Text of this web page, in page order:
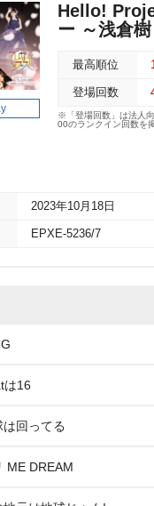
Hello!
ー ～浅倉樹
最高順位
登場回数
※「登場回数」は法人向
00のランクイン回数を
2023年10月18日
EPXE-5236/7
は16
回ってる
ME DREAM